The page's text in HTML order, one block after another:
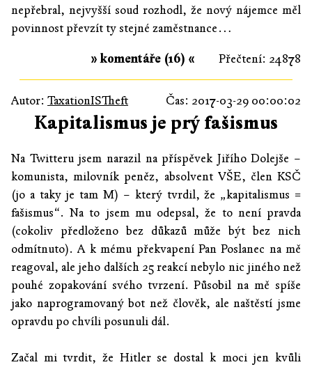
nepřebral, nejvyšší soud rozhodl, že nový nájemce měl
povinnost převzít ty stejné zaměstnance…
Přečtení: 24878
» komentáře (16) «
Autor: TaxationISTheft Čas: 2017-03-29 00:00:02
Kapitalismus je prý fašismus
Na Twitteru jsem narazil na příspěvek Jiřího Dolejše –
komunista, milovník peněz, absolvent VŠE, člen KSČ
(jo a taky je tam M) – který tvrdil, že „kapitalismus =
fašismus“. Na to jsem mu odepsal, že to není pravda
(cokoliv předloženo bez důkazů může být bez nich
odmítnuto). A k mému překvapení Pan Poslanec na mě
reagoval, ale jeho dalších 25 reakcí nebylo nic jiného než
pouhé zopakování svého tvrzení. Působil na mě spíše
jako naprogramovaný bot než člověk, ale naštěstí jsme
opravdu po chvíli posunuli dál.
Začal mi tvrdit, že Hitler se dostal k moci jen kvůli